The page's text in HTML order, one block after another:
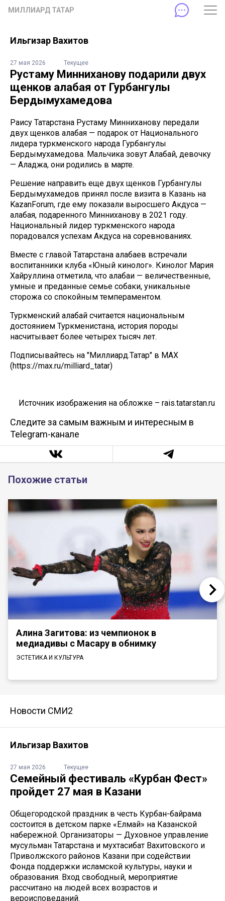
МИЛЛИАРД ТАТАР
Ильгизар Вахитов
27 мая 2026 Текущее
Рустаму Минниханову подарили двух
щенков алабая от Гурбангулы
Бердымухамедова
Раису Татарстана Рустаму Минниханову передали
двух щенков алабая — подарок от Национального
лидера туркменского народа Гурбангулы
Бердымухамедова. Мальчика зовут Алабай, девочку
— Аладжа, они родились в марте.
Решение направить еще двух щенков Гурбангулы
Бердымухамедов принял после визита в Казань на
KazanForum, где ему показали выросшего Акдуса —
алабая, подаренного Минниханову в 2021 году.
Национальный лидер туркменского народа
порадовался успехам Акдуса на соревнованиях.
Вместе с главой Татарстана алабаев встречали
воспитанники клуба «Юный кинолог». Кинолог Мария
Хайруллина отметила, что алабаи — величественные,
умные и преданные семье собаки, уникальные
сторожа со спокойным темпераментом.
Туркменский алабай считается национальным
достоянием Туркменистана, история породы
насчитывает более четырех тысяч лет.
Подписывайтесь на "Миллиард.Татар" в МАХ
(https://max.ru/milliard_tatar)
Источник изображения на обложке – rais.tatarstan.ru
Следите за самым важным и интересным в
Telegram-канале
Похожие статьи
Алина Загитова: из чемпионок в
медиадивы с Масару в обнимку
ЭСТЕТИКА И КУЛЬТУРА
Новости СМИ2
Ильгизар Вахитов
27 мая 2026 Текущее
Семейный фестиваль «Курбан Фест»
пройдет 27 мая в Казани
Общегородской праздник в честь Курбан-байрама
состоится в детском парке «Елмай» на Казанской
набережной. Организаторы — Духовное управление
мусульман Татарстана и мухтасибат Вахитовского и
Приволжского районов Казани при содействии
Фонда поддержки исламской культуры, науки и
образования. Вход свободный, мероприятие
рассчитано на людей всех возрастов и
вероисповеданий.